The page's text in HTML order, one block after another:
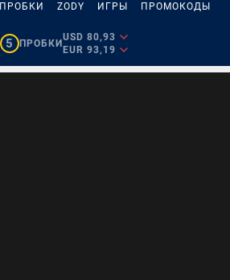
ПРОБКИ ZODY ИГРЫ ПРОМОКОДЫ
5 ПРОБКИ
USD 80,93
EUR 93,19